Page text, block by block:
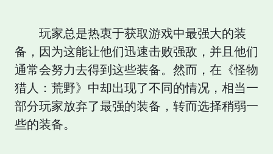
玩家总是热衷于获取游戏中最强大的装
备，因为这能让他们迅速击败强敌，并且他们
通常会努力去得到这些装备。然而，在《怪物
猎人：荒野》中却出现了不同的情况，相当一
部分玩家放弃了最强的装备，转而选择稍弱一
些的装备。